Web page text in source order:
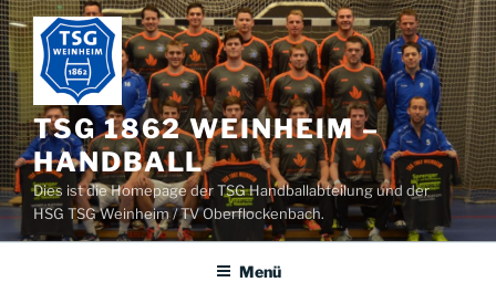
Zum
Inhalt
springen
TSG 1862 WEINHEIM –
HANDBALL
Dies ist die Homepage der TSG Handballabteilung und der
HSG TSG Weinheim / TV Oberflockenbach.
Menü